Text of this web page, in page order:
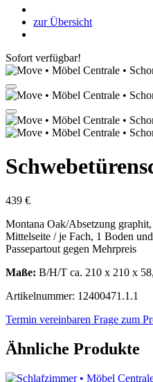
zur Übersicht
Sofort verfügbar!
439 €
Montana Oak/Absetzung
Mittelseite / je Fach, 1 Boden
Passepartout gegen Mehrpreis
Maße: B/H/T ca. 210 x 210 x
Artikelnummer: 12400471.1.1
Termin vereinbaren Frage zum
Ähnliche Produkte